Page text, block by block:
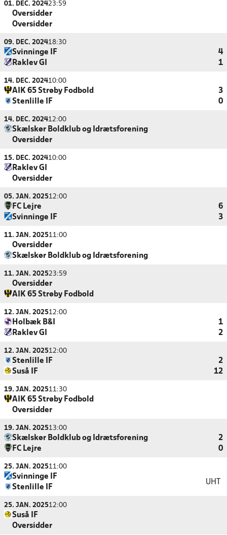
01. DEC. 202423:59
Oversidder
Oversidder
09. DEC. 202418:30
Svinninge IF
4
Raklev GI
1
14. DEC. 202410:00
AIK 65 Strøby Fodbold
3
Stenlille IF
0
14. DEC. 202412:00
Skælskør Boldklub og Idrætsforening
Oversidder
15. DEC. 202410:00
Raklev GI
Oversidder
05. JAN. 202512:00
FC Lejre
6
Svinninge IF
3
11. JAN. 202511:00
Oversidder
Skælskør Boldklub og Idrætsforening
11. JAN. 202523:59
Oversidder
AIK 65 Strøby Fodbold
12. JAN. 202512:00
Holbæk B&I
1
Raklev GI
2
12. JAN. 202512:00
Stenlille IF
2
Suså IF
12
19. JAN. 202511:30
AIK 65 Strøby Fodbold
Oversidder
19. JAN. 202513:00
Skælskør Boldklub og Idrætsforening
2
FC Lejre
0
25. JAN. 202511:00
Svinninge IF
Stenlille IF
UHT
25. JAN. 202512:00
Suså IF
Oversidder